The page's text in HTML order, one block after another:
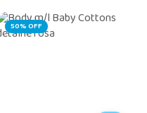
50% OFF